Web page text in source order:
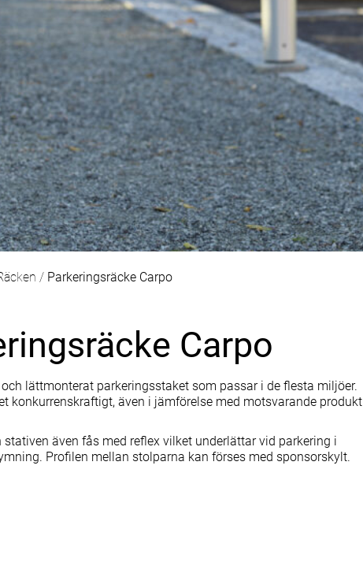
/ Parkeringsräcke Carpo
Carpo
lättmonterat parkeringsstaket som passar i de flesta miljöer.
konkurrenskraftigt, även i jämförelse med motsvarande produkt
även fås med reflex vilket underlättar vid parkering i
Profilen mellan stolparna kan förses med sponsorskylt.